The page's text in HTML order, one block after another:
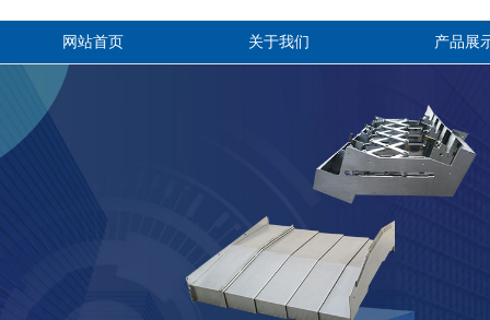
网站首页 关于我们 产品展